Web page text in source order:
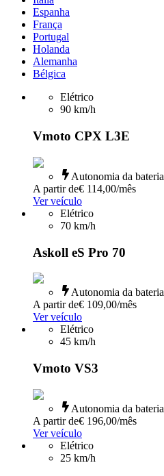
Espanha
França
Portugal
Holanda
Alemanha
Bélgica
Elétrico
90 km/h
Vmoto CPX L3E
Autonomia da bateria
A partir de€ 114,00/mês
Ver veículo
Elétrico
70 km/h
Askoll eS Pro 70
Autonomia da bateria
A partir de€ 109,00/mês
Ver veículo
Elétrico
45 km/h
Vmoto VS3
Autonomia da bateria
A partir de€ 196,00/mês
Ver veículo
Elétrico
25 km/h